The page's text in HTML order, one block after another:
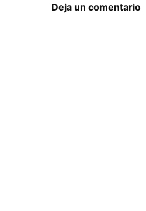
Deja un comentario